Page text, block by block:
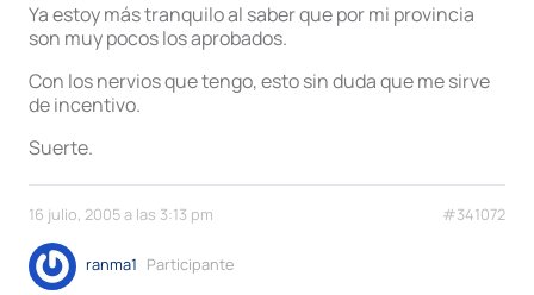
Ya estoy más tranquilo al saber que por mi provincia
son muy pocos los aprobados.
Con los nervios que tengo, esto sin duda que me sirve
de incentivo.
Suerte.
16 julio, 2005 a las 3:13 pm #341072
ranma1 Participante